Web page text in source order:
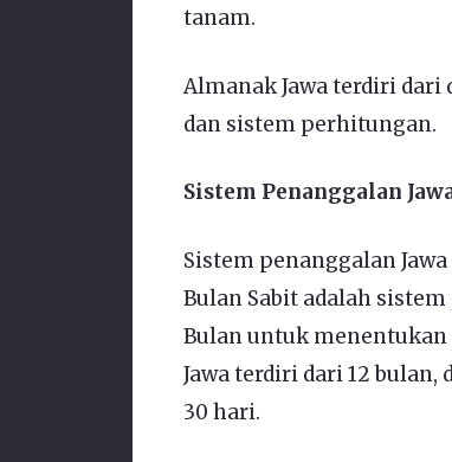
tanam.
Almanak Jawa terdiri
dan sistem perhitungan.
Sistem Penanggalan
Sistem penanggalan
Bulan Sabit adalah
Bulan untuk
Jawa terdiri dari 12
30 hari.